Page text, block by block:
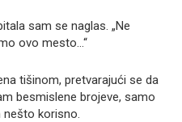
sam se naglas. „Ne
ovo mesto…“
tišinom, pretvarajući se da
besmislene brojeve, samo
nešto korisno.